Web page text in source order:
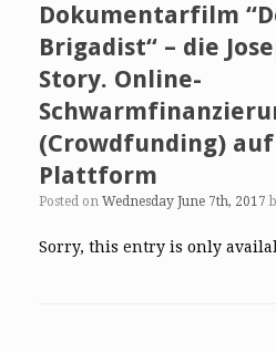
Dokumentarfilm
Brigadist“ – die
Story. Online-
(Crowdfunding)
Plattform
Posted on Wednesday June 7th, 2017
Sorry, this entry is only